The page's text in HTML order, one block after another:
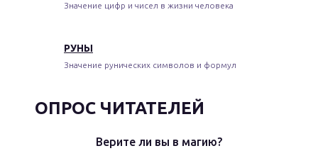
Значение цифр и чисел в жизни человека
РУНЫ
Значение рунических символов и формул
ОПРОС ЧИТАТЕЛЕЙ
Верите ли вы в магию?